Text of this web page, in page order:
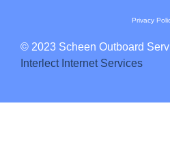
© 2023 Scheen Outboard
Interlect Internet Services
Privacy